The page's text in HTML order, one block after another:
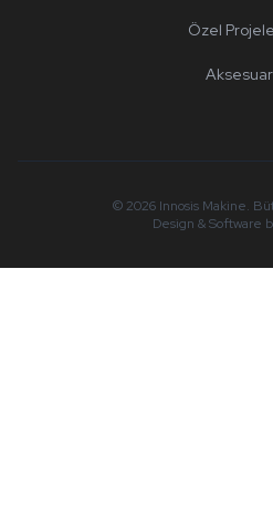
Özel
© 2026 Innosis Makine.
Design & Software